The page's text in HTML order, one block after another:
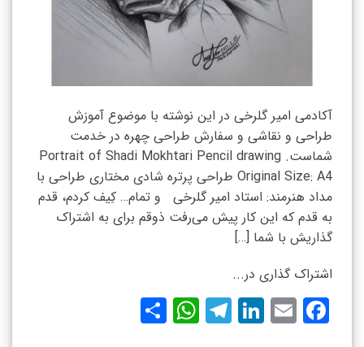
آکادمی امیر گلرخی در این نوشته با موضوع آموزش
طراحی و نقاشی و سفارش طراحی چهره در خدمت
شماست. Portrait of Shadi Mokhtari Pencil drawing
Original Size: A4 طراحی پرتره شادی مختاری طراحی با
مداد هنرمند: استاد امیر گلرخی و تمام… کِیف کردم، قدم
به قدم که این کار پیش می‌رفت ذوقم برای به اشتراک
گذاریش با شما […]
اشتراک گذاری در...
Facebook
Email
LinkedIn
Telegram
WhatsApp